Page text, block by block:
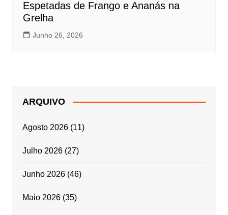
Espetadas de Frango e Ananás na
Grelha
Junho 26, 2026
ARQUIVO
Agosto 2026(11)
Julho 2026(27)
Junho 2026(46)
Maio 2026(35)